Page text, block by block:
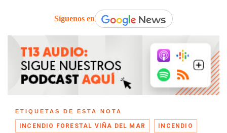
Síguenos en
ETIQUETAS DE ESTA NOTA
INCENDIO FORESTAL VIÑA DEL MAR INCENDIO